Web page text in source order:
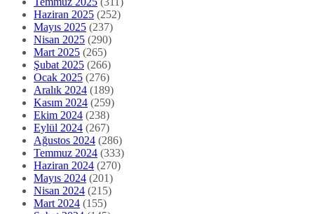
Ekim 2024(238)
Eylül 2024(267)
Ağustos 2024(286)
Temmuz 2024(333)
Haziran 2024(270)
Mayıs 2024(201)
Nisan 2024(215)
Mart 2024(155)
Şubat 2024(145)
Ocak 2024 (230)
Aralık 2023(142)
Kasım 2023(127)
Ekim 2023(211)
Eylül 2023(245)
Ağustos 2023(313)
Temmuz 2023(299)
Haziran 2023 (288)